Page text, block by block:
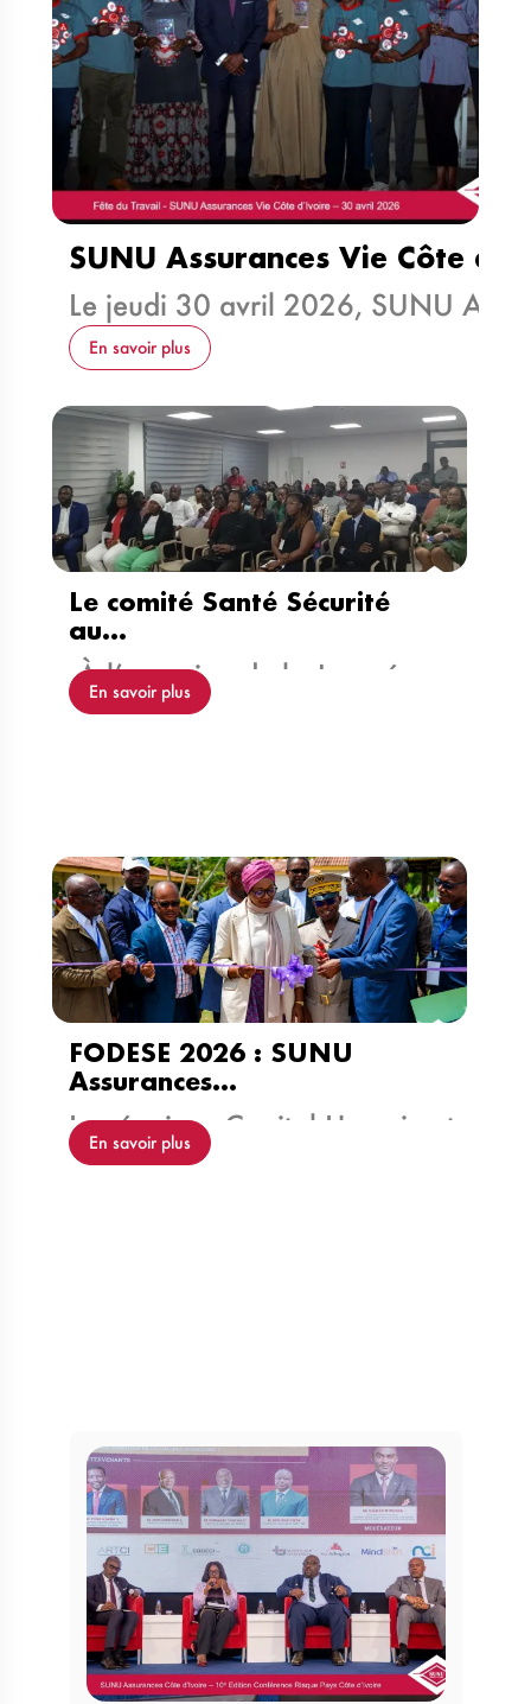
SUNU Assurances Vie Côte d’…
Le jeudi 30 avril 2026, SUNU
En savoir plus
Le comité Santé Sécurité
au…
À l’occasion de la Journée…
En savoir plus
FODESE 2026 : SUNU
Assurances…
Les équipes Capital Humain et…
En savoir plus